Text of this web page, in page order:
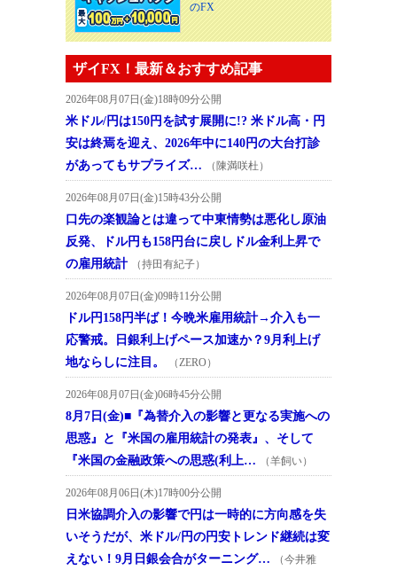
のFX
ザイFX！最新＆おすすめ記事
2026年08月07日(金)18時09分公開
米ドル/円は150円を試す展開に!? 米ドル高・円
安は終焉を迎え、2026年中に140円の大台打診
があってもサプライズ…
（陳満咲杜）
2026年08月07日(金)15時43分公開
口先の楽観論とは違って中東情勢は悪化し原油
反発、ドル円も158円台に戻しドル金利上昇で
の雇用統計
（持田有紀子）
2026年08月07日(金)09時11分公開
ドル円158円半ば！今晩米雇用統計→介入も一
応警戒。日銀利上げペース加速か？9月利上げ
地ならしに注目。
（ZERO）
2026年08月07日(金)06時45分公開
8月7日(金)■『為替介入の影響と更なる実施への
思惑』と『米国の雇用統計の発表』、そして
『米国の金融政策への思惑(利上…
（羊飼い）
2026年08月06日(木)17時00分公開
日米協調介入の影響で円は一時的に方向感を失
いそうだが、米ドル/円の円安トレンド継続は変
えない！9月日銀会合がターニング…
（今井雅